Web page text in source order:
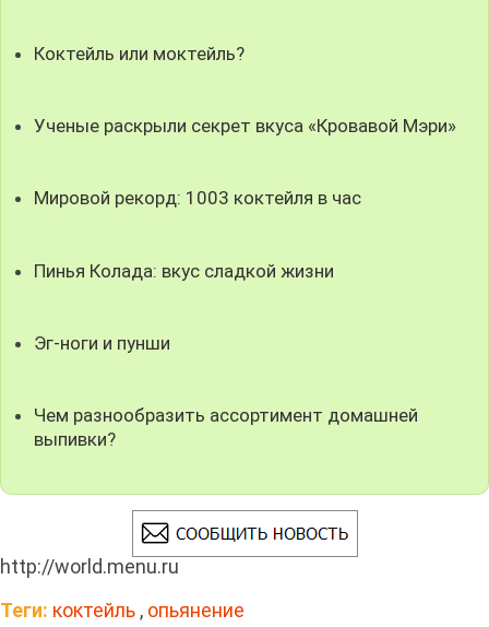
Коктейль или моктейль?
Ученые раскрыли секрет вкуса «Кровавой Мэри»
Мировой рекорд: 1003 коктейля в час
Пинья Колада: вкус сладкой жизни
Эг-ноги и пунши
Чем разнообразить ассортимент домашней
выпивки?
http://world.menu.ru
Теги: коктейль , опьянение